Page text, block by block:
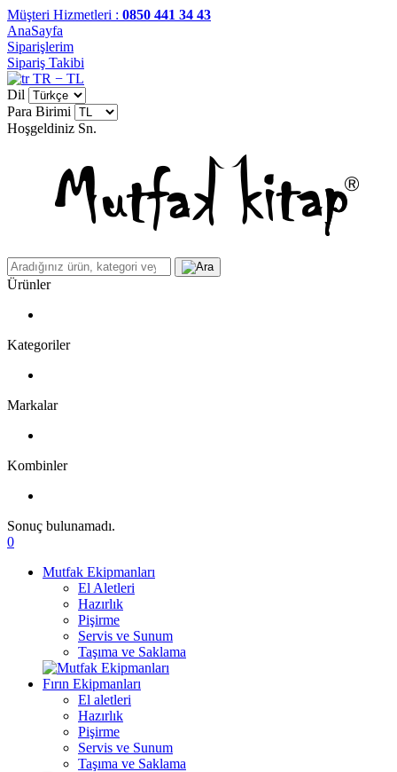
Müşteri Hizmetleri : 0850 441 34 43
AnaSayfa
Siparişlerim
Sipariş Takibi
TR − TL
Dil
Para Birimi
Hoşgeldiniz Sn.
Ürünler
Kategoriler
Markalar
Kombinler
Sonuç bulunamadı.
0
Mutfak Ekipmanları
El Aletleri
Hazırlık
Pişirme
Servis ve Sunum
Taşıma ve Saklama
Fırın Ekipmanları
El aletleri
Hazırlık
Pişirme
Servis ve Sunum
Taşıma ve Saklama